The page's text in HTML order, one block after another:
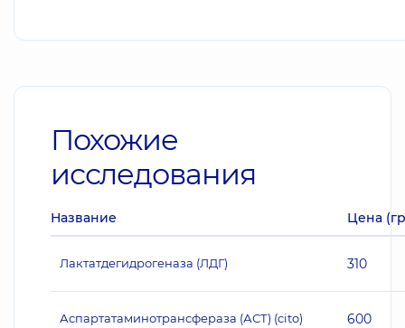
Похожие
исследования
Название Цена
Лактатдегидрогеназа (ЛДГ) 310
Аспартатаминотрансфераза (АСТ) (cito) 600